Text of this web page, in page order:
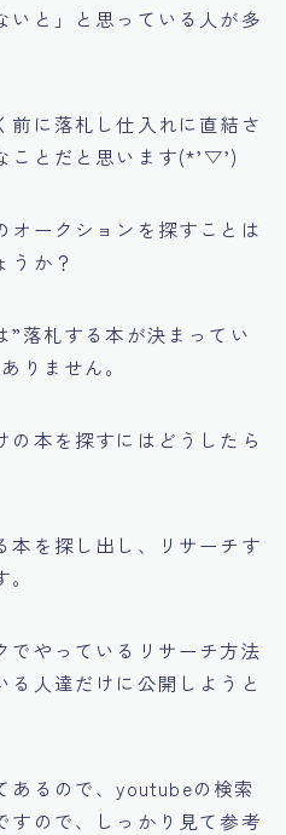
と」
と思っている人が多
前に落札し仕入れに直結さ
ことだと思います(*’▽’)
オークションを探すことは
うか？
”落札する本が決まってい
りません。
の本を探すにはどうしたら
本を探し出し、リサーチす
でやっているリサーチ方法
る人達だけに公開しようと
あるので、youtubeの検索
すので、しっかり見て参考